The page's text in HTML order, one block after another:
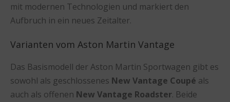
mit modernen Technologien und markiert den
Aufbruch in ein neues Zeitalter.
Varianten vom Aston Martin Vantage
Das Basismodell der Aston Martin Sportwagen gibt es
sowohl als geschlossenes New Vantage Coupé als
auch als offenen New Vantage Roadster. Beide